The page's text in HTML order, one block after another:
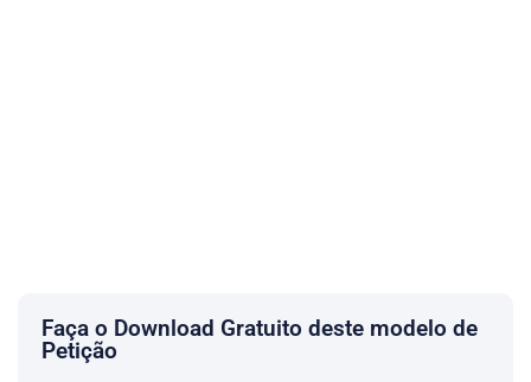
Faça o Download Gratuito deste modelo de
Petição